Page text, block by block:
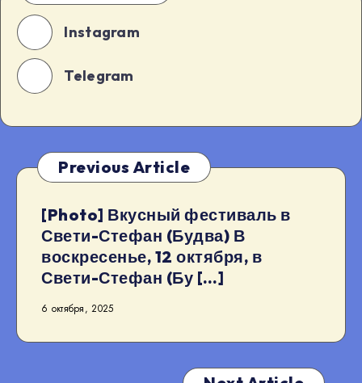
Instagram
Telegram
Previous Article
[Photo] Вкусный фестиваль в
Свети-Стефан (Будва) В
воскресенье, 12 октября, в
Свети-Стефан (Бу […]
6 октября, 2025